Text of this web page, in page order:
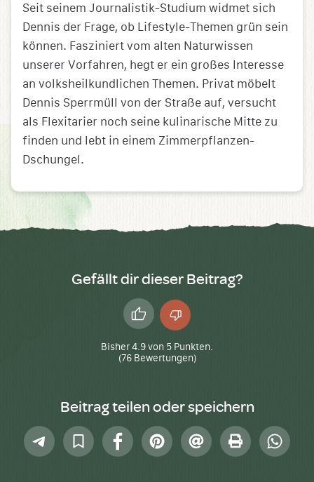
Seit seinem Journalistik-Studium widmet sich
Dennis der Frage, ob Lifestyle-Themen grün sein
können. Fasziniert vom alten Naturwissen
unserer Vorfahren, hegt er ein großes Interesse
an volksheilkundlichen Themen. Privat möbelt
Dennis Sperrmüll von der Straße auf, versucht
als Flexitarier noch seine kulinarische Mitte zu
finden und lebt in einem Zimmerpflanzen-
Dschungel.
Gefällt dir dieser Beitrag?
Daumen
hoch
Daumen
runter
Bisher4.9von 5 Punkten.
(76Bewertungen)
Beitrag teilen oder speichern
Telegram
In
Sammlung
FacebookPinterest
E-
Mail
Drucken